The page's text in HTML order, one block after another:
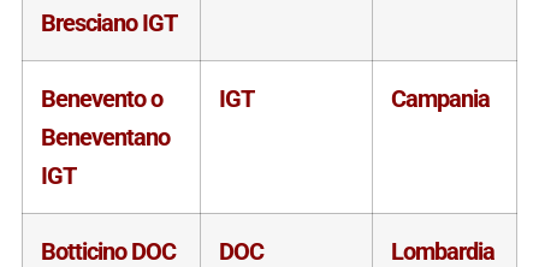
Bresciano IGT
Benevento o
Beneventano
IGT
IGT Campania
Botticino DOC DOC Lombardia